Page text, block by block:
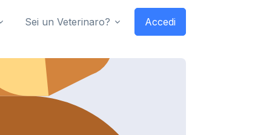
Sei un Veterinaro? Accedi